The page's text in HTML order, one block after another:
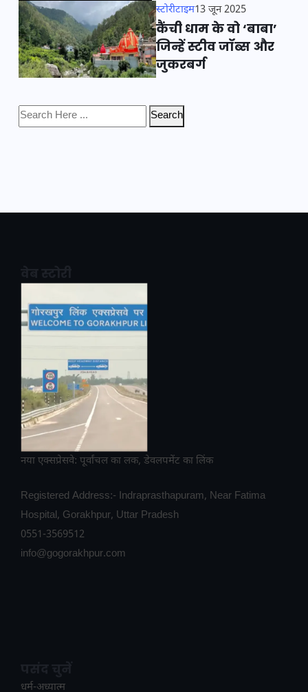
स्टोरीटाइम13 जून 2025
कैंची धाम के वो ‘बाबा’
जिन्हें स्टीव जॉब्स और
जुकरबर्ग
Search
नया एक्सप्रेसवे: पूर्वांचल का लक, डेवलपमेंट का लिंक
Registered Address:- Indraprasthapuram, Near Fatima
Hospital, Gorakhpur, Uttar Pradesh
0551-3569512
info@gogorakhpur.com
धर्म-अध्यात्म